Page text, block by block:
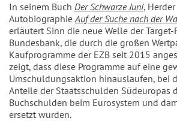
In seinem Buch Der Schwarze Juni,
AutobiographieAuf der Suche nach der
erläutert Sinn die neue Welle der
Bundesbank, die durch die großen
Kaufprogramme der EZB seit 2015
zeigt, dass diese Programme auf eine
Umschuldungsaktion hinauslaufen, bei
Anteile der Staatsschulden Südeuropas
Buchschulden beim Eurosystem und
ersetzt wurden.